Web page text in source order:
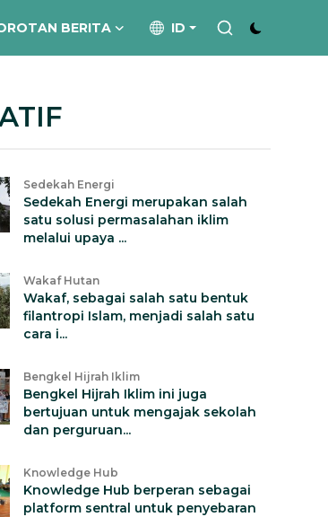
BERITA ID
Sedekah Energi
Sedekah Energi merupakan salah
satu solusi permasalahan iklim
melalui upaya ...
Wakaf Hutan
Wakaf, sebagai salah satu bentuk
filantropi Islam, menjadi salah satu
cara i...
Bengkel Hijrah Iklim
Bengkel Hijrah Iklim ini juga
bertujuan untuk mengajak sekolah
dan perguruan...
Knowledge Hub
Knowledge Hub berperan sebagai
platform sentral untuk penyebaran